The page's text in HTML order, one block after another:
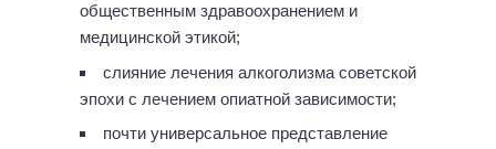
общественным здравоохранением и
медицинской этикой;
слияние лечения алкоголизма советской
эпохи с лечением опиатной зависимости;
почти универсальное представление